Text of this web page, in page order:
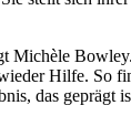
Michèle
Hilfe. So
das geprägt